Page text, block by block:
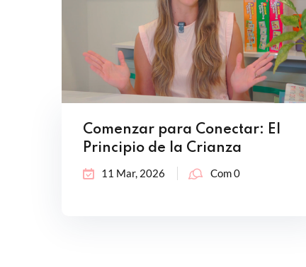
Comenzar para Conectar: El
Principio de la Crianza
11 Mar, 2026 Com 0